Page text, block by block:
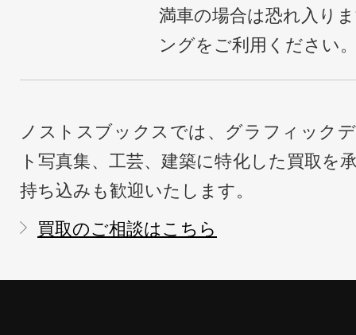
満車の場合は恐れ入り
ングをご利用ください
ノストスブックスでは、グラフィック
ト写真集、工芸、建築に特化した買取を
持ち込みも歓迎いたします。
買取のご相談はこちら